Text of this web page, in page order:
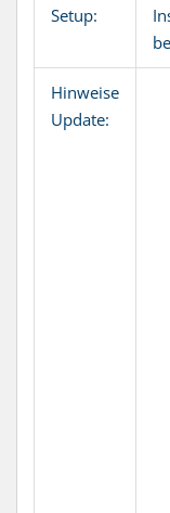
Setup:
Hinweise
Update: